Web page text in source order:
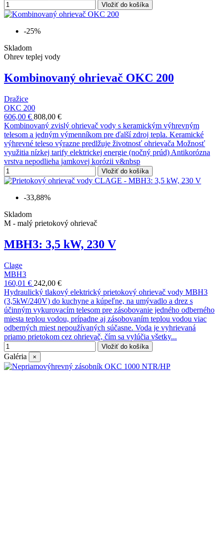
Vložiť do košíka
-25%
Skladom
Ohrev teplej vody
Kombinovaný ohrievač OKC 200
Dražice
OKC 200
606,00 € 808,00 €
Kombinovaný zvislý ohrievač vody s keramickým výhrevným
telesom a jedným výmenníkom pre ďalší zdroj tepla. Keramické
výhrevné teleso výrazne predlžuje životnosť ohrievača Možnosť
využitia nízkej tarify elektrickej energie (nočný prúd) Antikorózna
vrstva nepodlieha jamkovej korózii v&nbsp
Vložiť do košíka
-33,88%
Skladom
M - malý prietokový ohrievač
MBH3: 3,5 kW, 230 V
Clage
MBH3
160,01 € 242,00 €
Hydraulický tlakový elektrický prietokový ohrievač vody MBH3
(3,5kW/240V) do kuchyne a kúpeľne, na umývadlo a drez s
účinným vykurovacím telesom pre zásobovanie jedného odberného
miesta teplou vodou, prípadne aj zásobovaním teplou vodou viac
odberných miest nepoužívaných súčasne. Voda je vyhrievaná
priamo prietokom cez ohrievač, čím sa vylúčia všetky...
Vložiť do košíka
Galéria ×